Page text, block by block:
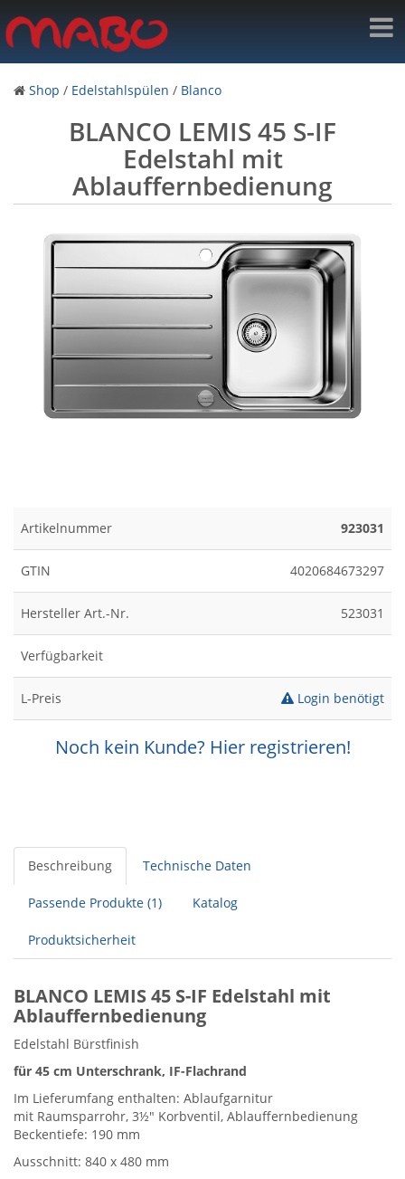
Shop / Edelstahlspülen / Blanco
BLANCO LEMIS 45 S-IF
Edelstahl mit
Ablauffernbedienung
Artikelnummer 923031
GTIN 4020684673297
Hersteller Art.-Nr. 523031
Verfügbarkeit
L-Preis Login benötigt
Noch kein Kunde? Hier registrieren!
Beschreibung Technische Daten
Passende Produkte (1) Katalog
Produktsicherheit
BLANCO LEMIS 45 S-IF Edelstahl mit
Ablauffernbedienung
Edelstahl Bürstfinish
für 45 cm Unterschrank, IF-Flachrand
Im Lieferumfang enthalten: Ablaufgarnitur
mit Raumsparrohr, 3½" Korbventil, Ablauffernbedienung
Beckentiefe: 190 mm
Ausschnitt: 840 x 480 mm